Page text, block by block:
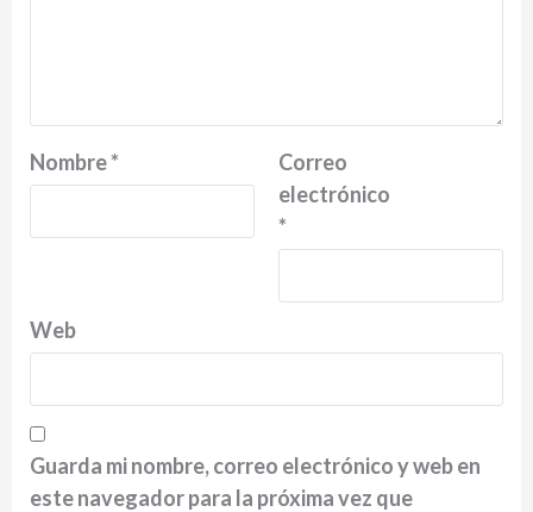
Nombre*
Correo
electrónico
*
Web
Guarda mi nombre, correo electrónico y web en
este navegador para la próxima vez que